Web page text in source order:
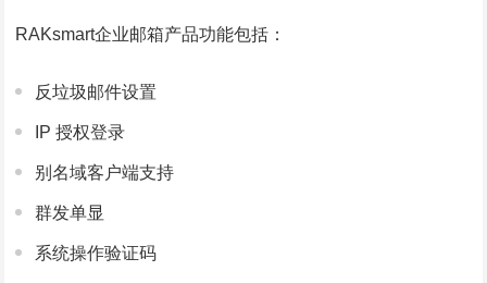
RAKsmart企业邮箱产品功能包括：
反垃圾邮件设置
IP 授权登录
别名域客户端支持
群发单显
系统操作验证码